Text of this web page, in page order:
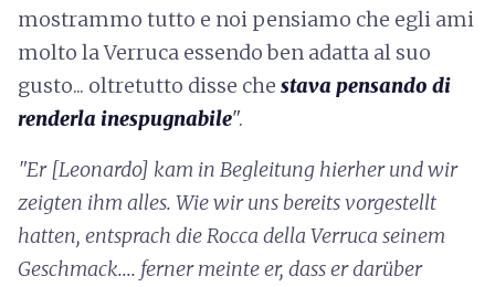
mostrammo tutto e noi pensiamo che egli ami
molto la Verruca essendo ben adatta al suo
gusto... oltretutto disse che stava pensando di
renderla inespugnabile".
"Er [Leonardo] kam in Begleitung hierher und wir
zeigten ihm alles. Wie wir uns bereits vorgestellt
hatten, entsprach die Rocca della Verruca seinem
Geschmack.... ferner meinte er, dass er darüber